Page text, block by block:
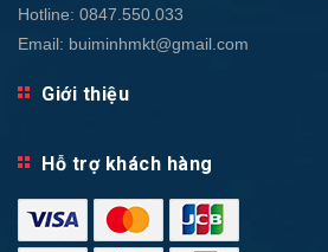
Hotline: 0847.550.033
Email: buiminhmkt@gmail.com
Giới thiệu
Hỗ trợ khách hàng